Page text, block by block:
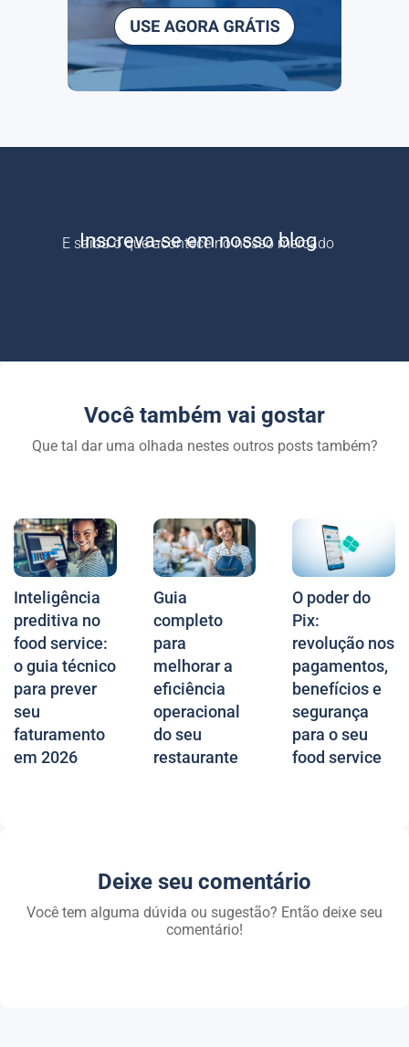
Inscreva-se em nosso blog
E saiba o que acontece no nosso mercado
Você também vai gostar
Que tal dar uma olhada nestes outros posts também?
Inteligência
preditiva no
food service:
o guia técnico
para prever
seu
faturamento
em 2026
Guia
completo
para
melhorar a
eficiência
operacional
do seu
restaurante
O poder do
Pix:
revolução nos
pagamentos,
benefícios e
segurança
para o seu
food service
Deixe seu comentário
Você tem alguma dúvida ou sugestão? Então deixe seu
comentário!